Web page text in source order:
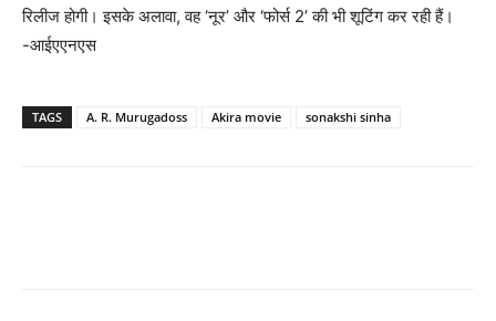
रिलीज होगी। इसके अलावा, वह ‘नूर’ और ‘फोर्स 2’ की भी शूटिंग कर रही हैं।
-आईएएनएस
TAGS A. R. Murugadoss Akira movie sonakshi sinha